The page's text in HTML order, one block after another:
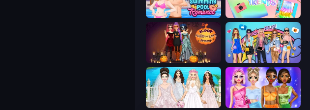
Swimming Pool Romance Holographic Trends
Model Wedding Monochrome Looks